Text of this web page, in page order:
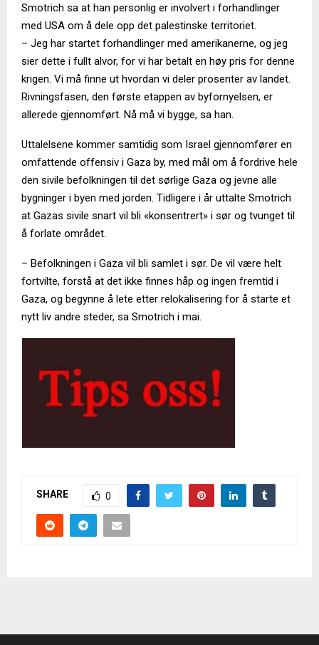
Smotrich sa at han personlig er involvert i forhandlinger
med USA om å dele opp det palestinske territoriet.
– Jeg har startet forhandlinger med amerikanerne, og jeg
sier dette i fullt alvor, for vi har betalt en høy pris for denne
krigen. Vi må finne ut hvordan vi deler prosenter av landet.
Rivningsfasen, den første etappen av byfornyelsen, er
allerede gjennomført. Nå må vi bygge, sa han.
Uttalelsene kommer samtidig som Israel gjennomfører en
omfattende offensiv i Gaza by, med mål om å fordrive hele
den sivile befolkningen til det sørlige Gaza og jevne alle
bygninger i byen med jorden. Tidligere i år uttalte Smotrich
at Gazas sivile snart vil bli «konsentrert» i sør og tvunget til
å forlate området.
– Befolkningen i Gaza vil bli samlet i sør. De vil være helt
fortvilte, forstå at det ikke finnes håp og ingen fremtid i
Gaza, og begynne å lete etter relokalisering for å starte et
nytt liv andre steder, sa Smotrich i mai.
SHARE 0